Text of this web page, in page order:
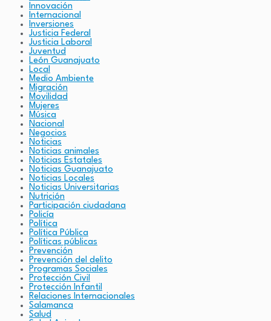
Innovación
Internacional
Inversiones
Justicia Federal
Justicia Laboral
Juventud
León Guanajuato
Local
Medio Ambiente
Migración
Movilidad
Mujeres
Música
Nacional
Negocios
Noticias
Noticias animales
Noticias Estatales
Noticias Guanajuato
Noticias Locales
Noticias Universitarias
Nutrición
Participación ciudadana
Policía
Política
Política Pública
Políticas públicas
Prevención
Prevención del delito
Programas Sociales
Protección Civil
Protección Infantil
Relaciones Internacionales
Salamanca
Salud